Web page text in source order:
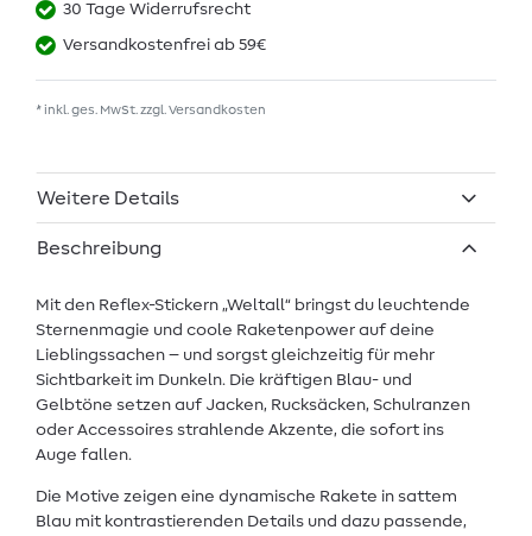
30 Tage Widerrufsrecht
Versandkostenfrei ab 59€
* inkl. ges. MwSt. zzgl.Versandkosten
Weitere Details
Beschreibung
Mit den Reflex-Stickern „Weltall“ bringst du leuchtende
Sternenmagie und coole Raketenpower auf deine
Lieblingssachen – und sorgst gleichzeitig für mehr
Sichtbarkeit im Dunkeln. Die kräftigen Blau- und
Gelbtöne setzen auf Jacken, Rucksäcken, Schulranzen
oder Accessoires strahlende Akzente, die sofort ins
Auge fallen.
Die Motive zeigen eine dynamische Rakete in sattem
Blau mit kontrastierenden Details und dazu passende,